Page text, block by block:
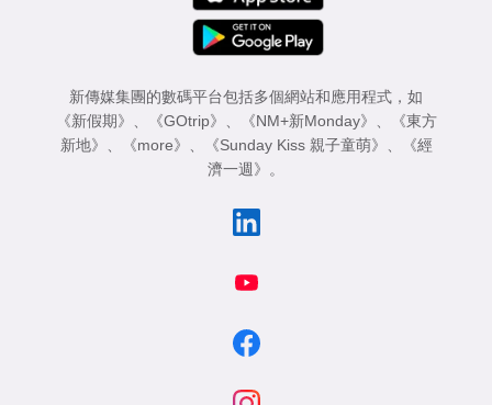
新傳媒集團的數碼平台包括多個網站和應用程式，如
《新假期》 、 《GOtrip》 、 《NM+新Monday》 、
《東方
新地》 、 《more》 、 《Sunday Kiss 親子童萌》 、
《經
濟一週》 。